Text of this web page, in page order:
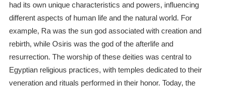
had its own unique characteristics and powers, influencing
different aspects of human life and the natural world. For
example, Ra was the sun god associated with creation and
rebirth, while Osiris was the god of the afterlife and
resurrection. The worship of these deities was central to
Egyptian religious practices, with temples dedicated to their
veneration and rituals performed in their honor. Today, the